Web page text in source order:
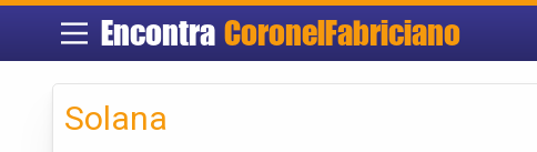
Encontra CoronelFabriciano
Solana